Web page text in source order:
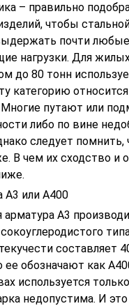
– правильно
чтобы
почти любые
нагрузки. Для
до 80 тонн
категорию
путают или
либо по вине
следует помнить,
В чем их сходство и
А3 или А400
арматура А3
составляет
ее обозначают как
используется
недопустима. И